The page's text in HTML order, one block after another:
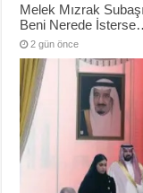
Melek Mızrak
Beni Nerede
2 gün önce